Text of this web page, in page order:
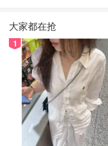
大家都在抢
1